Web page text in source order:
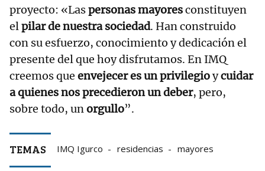
proyecto: «Laspersonas mayoresconstituyen
elpilar de nuestra sociedad. Han construido
con su esfuerzo, conocimiento y dedicación el
presente del que hoy disfrutamos. En IMQ
creemos que envejecer es un privilegioycuidar
a quienes nos precedieron un deber, pero,
sobre todo, unorgullo”.
TEMAS IMQ Igurco residencias mayores